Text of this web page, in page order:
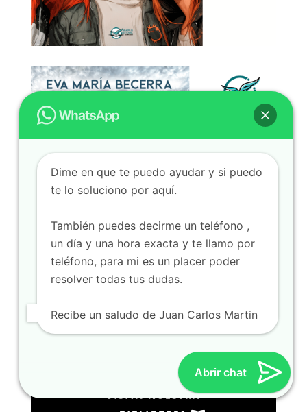
VISITA NUESTRA
Dime en que te puedo ayudar y si puedo
te lo soluciono por aquí.
También puedes decirme un teléfono ,
un día y una hora exacta y te llamo por
teléfono, para mi es un placer poder
resolver todas tus dudas.
Recibe un saludo de Juan Carlos Martin
Abrir chat